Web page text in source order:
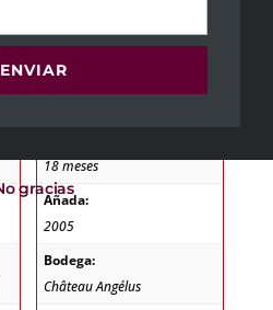
11 × 11 × 40 cm
Tipo de vino:
18 meses
Añada:
2005
Bodega:
Château Angélus
ENVIAR
gracias